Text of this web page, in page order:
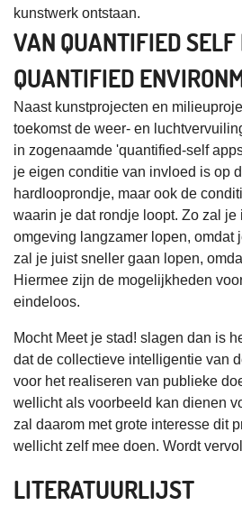
kunstwerk ontstaan.
VAN QUANTIFIED
QUANTIFIED
Naast kunstprojecten en
toekomst de weer- en
in zogenaamde 'quantified-self
je eigen conditie van invloed is op
hardlooprondje, maar ook de
waarin je dat rondje loopt. Zo zal je
omgeving langzamer lopen, omdat
zal je juist sneller gaan lopen,
Hiermee zijn de mogelijkheden
eindeloos.
Mocht Meet je stad! slagen dan is
dat de collectieve intelligentie van
voor het realiseren van publieke
wellicht als voorbeeld kan dienen
zal daarom met grote interesse dit
wellicht zelf mee doen. Wordt
LITERATUURLIJST